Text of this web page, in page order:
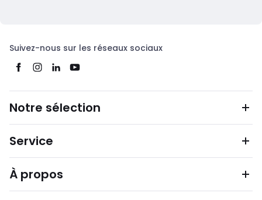
Suivez-nous sur les réseaux sociaux
Notre sélection
Service
À propos